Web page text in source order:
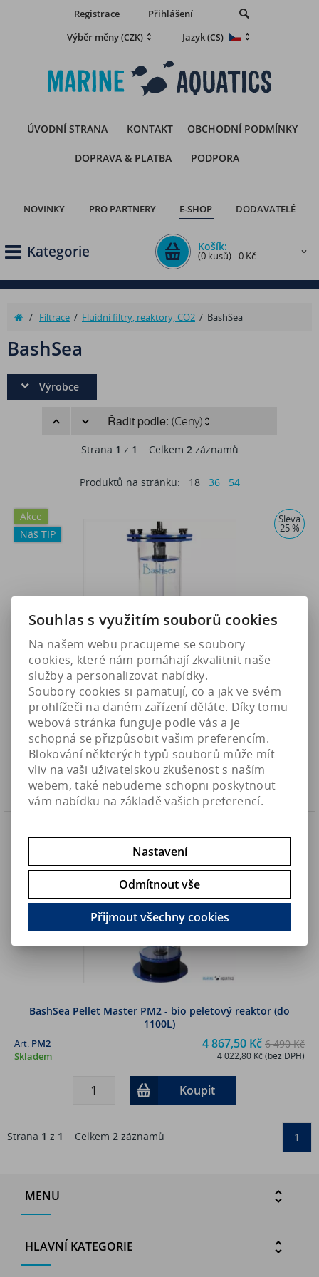
Registrace
Přihlášení
Výběr měny(CZK) Jazyk(CS)
ÚVODNÍ STRANA KONTAKT OBCHODNÍ PODMÍNKY
DOPRAVA & PLATBA PODPORA
NOVINKY PRO PARTNERY E-SHOP DODAVATELÉ
Kategorie Košík:
(0 kusů) - 0 Kč
/ Filtrace / Fluidní filtry, reaktory, CO2 / BashSea
BashSea
Výrobce
Řadit podle: (Ceny)
Strana 1 z 1 Celkem 2záznamů
Produktů na stránku: 18 36 54
Akce
Náš TIP
Sleva
25 %
BashSea Pellet Master PM1 - bio peletový reaktor
3 592,50 Kč
2 969,10 Kč (bez DPH)
PM1
Skladem
Koupit
25 %
BashSea Pellet Master PM2 - bio peletový reaktor (do
1100L)
4 867,50 Kč 6 490 Kč
4 022,80 Kč (bez DPH)
Art: PM2
Skladem
Koupit
Strana 1 z 1 Celkem 2 záznamů 1
MENU
HLAVNÍ KATEGORIE
Souhlas s využitím souborů cookies
Na našem webu pracujeme se soubory
cookies, které nám pomáhají zkvalitnit naše
služby a personalizovat nabídky.
Soubory cookies si pamatují, co a jak ve svém
prohlížeči na daném zařízení děláte. Díky tomu
webová stránka funguje podle vás a je
schopná se přizpůsobit vašim preferencím.
Blokování některých typů souborů může mít
vliv na vaši uživatelskou zkušenost s naším
webem, také nebudeme schopni poskytnout
vám nabídku na základě vašich preferencí.
Nastavení
Odmítnout vše
Přijmout všechny cookies